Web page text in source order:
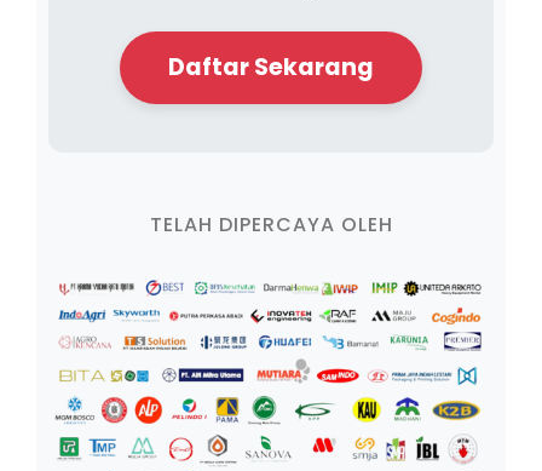
Daftar Sekarang
TELAH DIPERCAYA OLEH